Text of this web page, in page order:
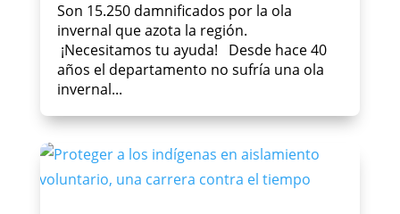
Son 15.250 damnificados por la ola
invernal que azota la región.
¡Necesitamos tu ayuda! Desde hace 40
años el departamento no sufría una ola
invernal...